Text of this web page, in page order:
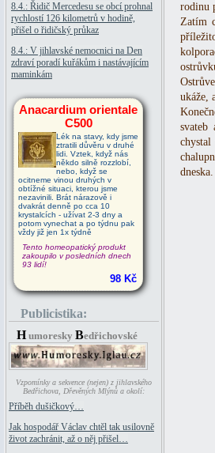
8.4.: Řidič Mercedesu se obcí prohnal
rychlostí 126 kilometrů v hodině,
přišel o řidičský průkaz
8.4.: V jihlavské nemocnici na Den
zdraví poradí kuřákům i nastávajícím
maminkám
Anacardium orientale
C500
Lék na stavy, kdy jsme
ztratili důvěru v druhé
lidi. Vztek, když nás
někdo silně rozzlobí,
nebo, když se
ocitneme vinou druhých v
obtížné situaci, kterou jsme
nezavinili. Brát nárazově i
dvakrát denně po cca 10
krystalcích - užívat 2-3 dny a
potom vynechat a po týdnu pak
vždy již jen 1x týdně
Tento homeopatický produkt
zakoupilo v posledních dnech
93 lidí!
98 Kč
Publicistika:
H umoresky Bedřichovské
Vzpomínky a sekvence (nejen) z jihlavského
Bedřichova, Dřevěných Mlýnů a okolí:
Příběh dušičkový…
Jak hospodář Václav chtěl tak usilovně
život zachránit, až o něj přišel…
rodinu
Zatím
ukáže,
svateb
dneska.